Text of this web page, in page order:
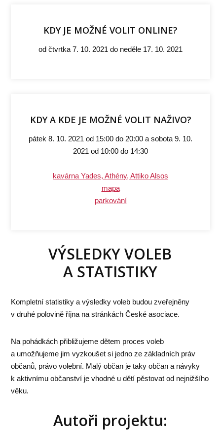
KDY JE MOŽNÉ VOLIT ONLINE?
od čtvrtka 7. 10. 2021 do neděle 17. 10. 2021
KDY A KDE JE MOŽNÉ VOLIT NAŽIVO?
pátek 8. 10. 2021 od 15:00 do 20:00 a sobota 9. 10.
2021 od 10:00 do 14:30
kavárna Yades, Athény, Attiko Alsos
mapa
parkování
VÝSLEDKY VOLEB
A STATISTIKY
Kompletní statistiky a výsledky voleb budou zveřejněny
v druhé polovině října na stránkách České asociace.
Na pohádkách přibližujeme dětem proces voleb
a umožňujeme jim vyzkoušet si jedno ze základních práv
občanů, právo volební. Malý občan je taky občan a návyky
k aktivnímu občanství je vhodné u dětí pěstovat od nejnižšího
věku.
Autoři projektu: